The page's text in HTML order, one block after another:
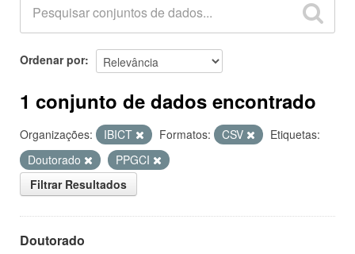
Ordenar por
1 conjunto de dados encontrado
Organizações: IBICT Formatos: CSV
Etiquetas:
Doutorado
PPGCI
Filtrar Resultados
Doutorado